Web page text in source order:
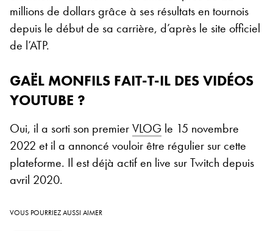
millions de dollars grâce à ses résultats en tournois
depuis le début de sa carrière, d’après le site officiel
de l’ATP.
GAËL MONFILS FAIT-T-IL DES VIDÉOS
YOUTUBE ?
Oui, il a sorti son premierVLOG le 15 novembre
2022 et il a annoncé vouloir être régulier sur cette
plateforme. Il est déjà actif en live sur Twitch depuis
avril 2020.
VOUS POURRIEZ AUSSI AIMER